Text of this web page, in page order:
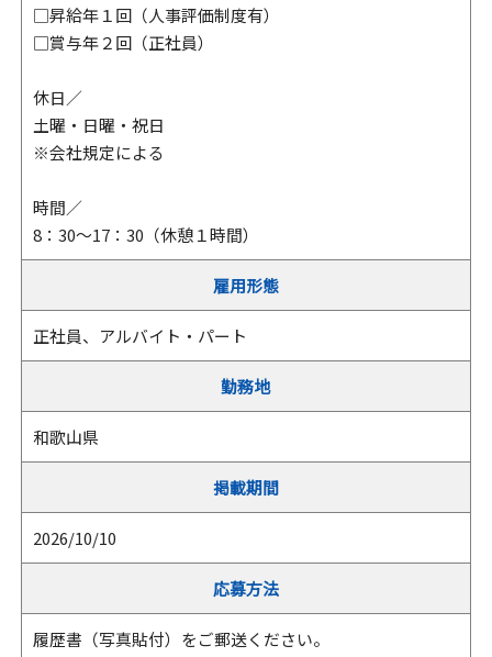
□昇給年１回（人事評価制度有）
□賞与年２回（正社員）
休日／
土曜・日曜・祝日
※会社規定による
時間／
8：30～17：30（休憩１時間）
雇用形態
正社員、アルバイト・パート
勤務地
和歌山県
掲載期間
2026/10/10
応募方法
履歴書（写真貼付）をご郵送ください。